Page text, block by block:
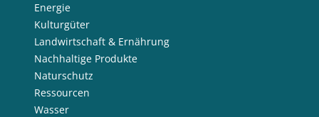
Energie
Kulturgüter
Landwirtschaft & Ernährung
Nachhaltige Produkte
Naturschutz
Ressourcen
Wasser